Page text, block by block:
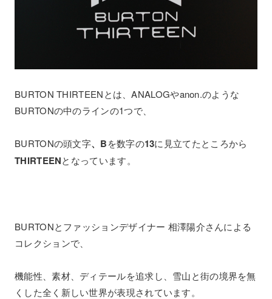
BURTON THIRTEENとは、ANALOGやanon.のような
BURTONの中のラインの1つで、
BURTONの頭文字、Bを数字の13に見立てたところから
THIRTEENとなっています。
BURTONとファッションデザイナー 相澤陽介さんによる
コレクションで、
機能性、素材、ディテールを追求し、雪山と街の境界を無
くした全く新しい世界が表現されています。